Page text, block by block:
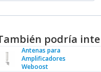
podría
Antenas para
Amplificadores
Weboost